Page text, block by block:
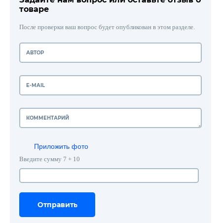
товаре
После проверки ваш вопрос будет опубликован в этом разделе.
Приложить фото
Введите сумму 7 + 10
Отправить
Отправить
Отправить